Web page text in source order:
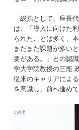
総括として、座長
は、「導入に向けた
られたことは多く、
まだまだ課題が多い
要がある。」との認
学大学院教授の三瓶
従来のキャリアによ
を意識し、前へ進め